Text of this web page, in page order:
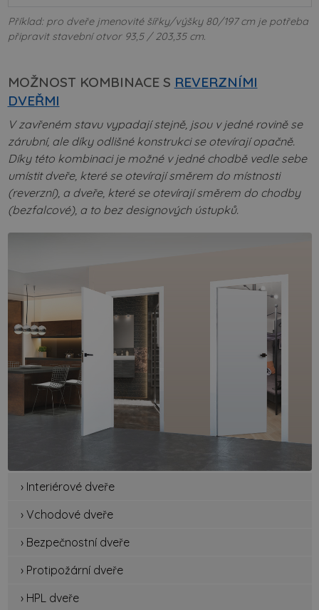
Příklad: pro dveře jmenovité šířky/výšky 80/197 cm je potřeba
připravit stavební otvor 93,5 / 203,35 cm.
MOŽNOST KOMBINACE S REVERZNÍMI
DVEŘMI
V zavřeném stavu vypadají stejně, jsou v jedné rovině se
zárubní, ale díky odlišné konstrukci se otevírají opačně.
Díky této kombinaci je možné v jedné chodbě vedle sebe
umístit dveře, které se otevírají směrem do místnosti
(reverzní), a dveře, které se otevírají směrem do chodby
(bezfalcové), a to bez designových ústupků.
› Interiérové dveře
› Vchodové dveře
› Bezpečnostní dveře
› Protipožární dveře
› HPL dveře